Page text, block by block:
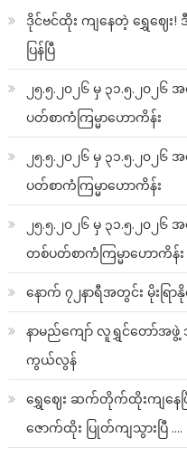
ဒိုင်ဗင်ထိုး ကျနေတဲ့ ရွှေဈေး!
ပြန်ပြီ
၂၅.၅.၂၀၂၆ မှ ၃၁.၅.၂၀၂
ပတ်စာကံကြမ္မာဟောကိန်း
၂၅.၅.၂၀၂၆ မှ ၃၁.၅.၂၀၂
ပတ်စာကံကြမ္မာဟောကိန်း
၂၅.၅.၂၀၂၆ မှ ၃၁.၅.၂၀၂
တစ်ပတ်စာကံကြမ္မာဟောကိန်း
နောက် ၇၂နာရီအတွင်း မိုးရြ
နာမည်ကျော် လူရွှင်တော်အ
ကွယ်လွန်
ရွှေဈေး ဆက်တိုက်ထိုးကျနေပ
ဇောက်ထိုး ပြုတ်ကျသွားပြီ ….